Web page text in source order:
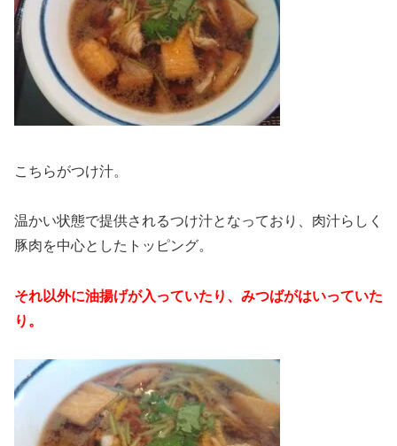
こちらがつけ汁。
温かい状態で提供されるつけ汁となっており、肉汁らしく
豚肉を中心としたトッピング。
それ以外に油揚げが入っていたり、みつばがはいっていた
り。